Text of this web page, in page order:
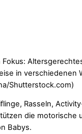
Fokus:
in verschiedenen
Shutterstock.com)
Rasseln,
die motorische
Babys.